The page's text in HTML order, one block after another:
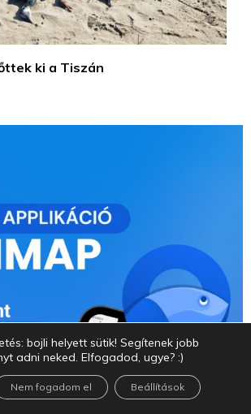
ki a Tiszán
bojli helyett sütik! Segítenek jobb
adni neked. Elfogadod, ugye? :)
Nem fogadom el Beállítások